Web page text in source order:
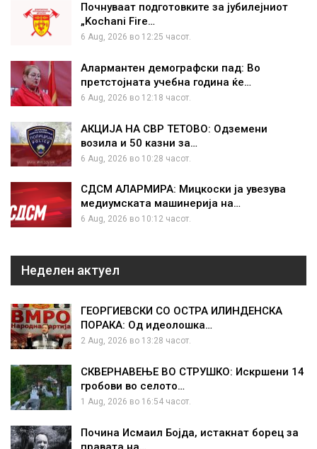
Почнуваат подготовките за јубилејниот
„Kochani Fire…
6 Aug, 2026 во 12:25 часот.
Алармантен демографски пад: Во
претстојната учебна година ќе…
6 Aug, 2026 во 12:18 часот.
АКЦИЈА НА СВР ТЕТОВО: Одземени
возила и 50 казни за…
6 Aug, 2026 во 10:28 часот.
СДСМ АЛАРМИРА: Мицкоски ја увезува
медиумската машинерија на…
6 Aug, 2026 во 10:12 часот.
Неделен актуел
ГЕОРГИЕВСКИ СО ОСТРА ИЛИНДЕНСКА
ПОРАКА: Од идеолошка…
2 Aug, 2026 во 13:28 часот.
СКВЕРНАВЕЊЕ ВО СТРУШКО: Искршени 14
гробови во селото…
1 Aug, 2026 во 16:54 часот.
Почина Исмаил Бојда, истакнат борец за